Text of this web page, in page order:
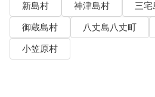
新島村
神津島村
三宅
御蔵島村
八丈島八丈町
小笠原村